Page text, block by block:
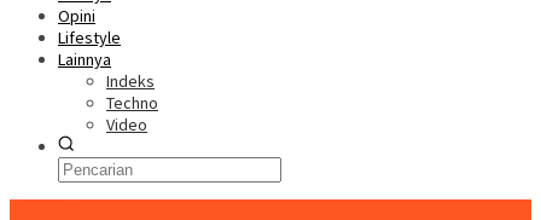
Opini
Lifestyle
Lainnya
Indeks
Techno
Video